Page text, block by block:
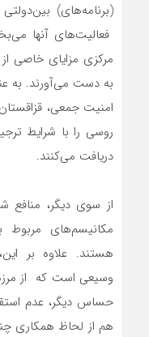
(برنامه‌های)
فعالیت‌های آنها
مرکزی مزایای خاصی
به دست می‌آورند. به
امنیت جمعی،
روسی را با شرایط
دریافت می‌کنند.
از سوی دیگر، منافع
مکانیسم‌های
هستند. علاوه بر
وسیعی است که از
حساس دیگر، عدم
هم از لحاظ همکاری